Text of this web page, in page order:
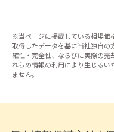
※当ページに掲載している相場価
取得したデータを基に当社独自の
確性・完全性、ならびに実際の
れらの情報の利用により生じるい
ません。